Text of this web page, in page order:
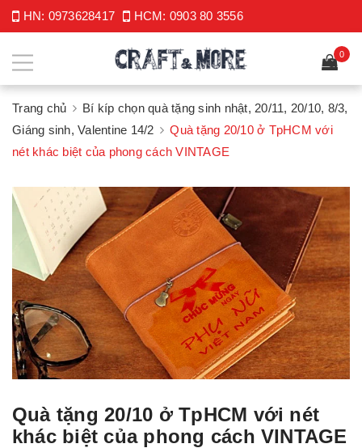
HN: 0973628417 HCM: 0903 80 3556
0
Trang chủ
Bí kíp chọn quà tặng sinh nhật, 20/11, 20/10, 8/3,
Giáng sinh, Valentine 14/2
Quà tặng 20/10 ở TpHCM với
nét khác biệt của phong cách VINTAGE
Quà tặng 20/10 ở TpHCM với nét
khác biệt của phong cách VINTAGE